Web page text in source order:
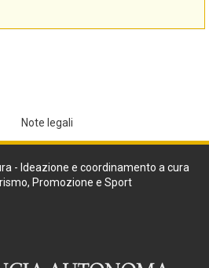
Note legali
- Ideazione e coordinamento a cura
Promozione e Sport